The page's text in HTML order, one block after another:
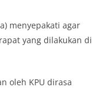
menyepakati agar
yang dilakukan di
oleh KPU dirasa